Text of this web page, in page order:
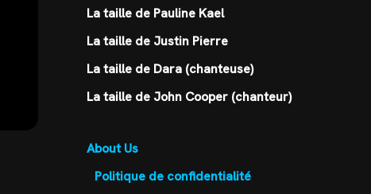
La taille de Pauline Kael
La taille de Justin Pierre
La taille de Dara (chanteuse)
La taille de John Cooper (chanteur)
About Us
Politique de confidentialité